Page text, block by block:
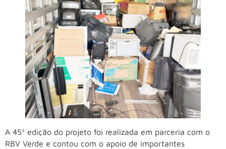
A 45ª edição do projeto foi realizada em parceria com o
RBV Verde e contou com o apoio de importantes